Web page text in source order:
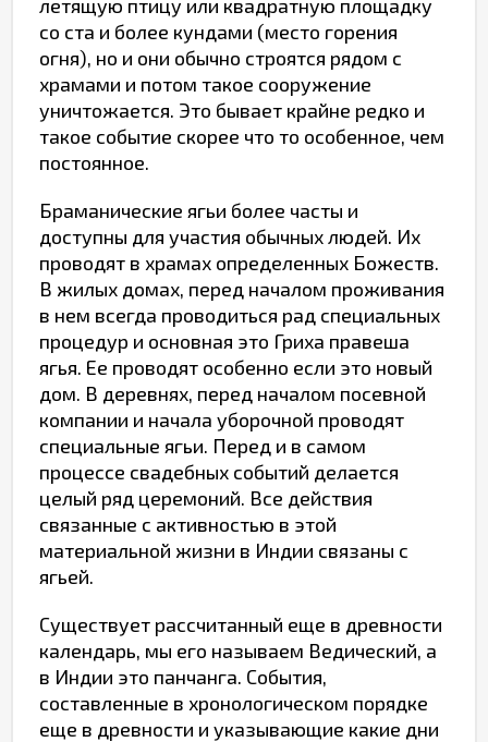
летящую птицу или квадратную площадку
со ста и более кундами (место горения
огня), но и они обычно строятся рядом с
храмами и потом такое сооружение
уничтожается. Это бывает крайне редко и
такое событие скорее что то особенное, чем
постоянное.
Браманические ягьи более часты и
доступны для участия обычных людей. Их
проводят в храмах определенных Божеств.
В жилых домах, перед началом проживания
в нем всегда проводиться рад специальных
процедур и основная это Гриха правеша
ягья. Ее проводят особенно если это новый
дом. В деревнях, перед началом посевной
компании и начала уборочной проводят
специальные ягьи. Перед и в самом
процессе свадебных событий делается
целый ряд церемоний. Все действия
связанные с активностью в этой
материальной жизни в Индии связаны с
ягьей.
Существует рассчитанный еще в древности
календарь, мы его называем Ведический, а
в Индии это панчанга. События,
составленные в хронологическом порядке
еще в древности и указывающие какие дни